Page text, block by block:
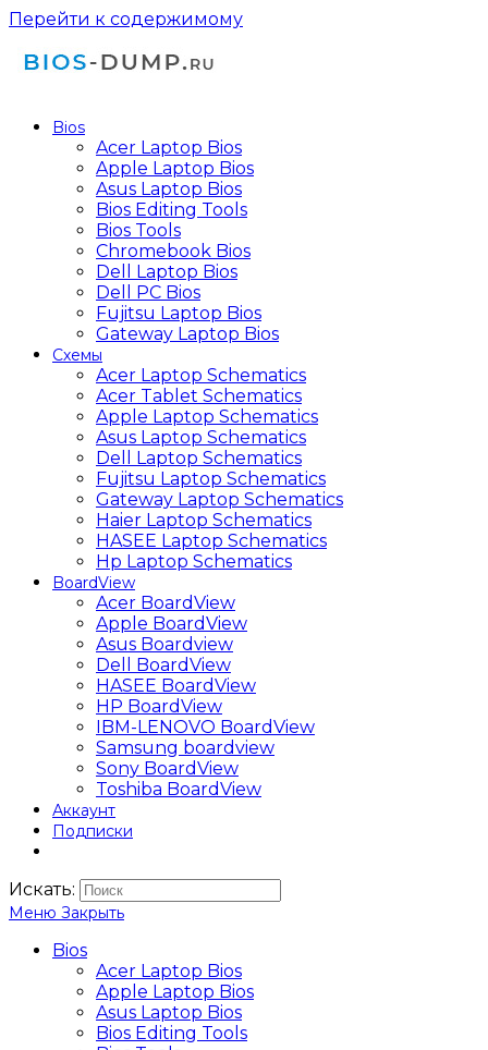
Перейти к содержимому
Bios
Acer Laptop Bios
Apple Laptop Bios
Asus Laptop Bios
Bios Editing Tools
Bios Tools
Chromebook Bios
Dell Laptop Bios
Dell PC Bios
Fujitsu Laptop Bios
Gateway Laptop Bios
Схемы
Acer Laptop Schematics
Acer Tablet Schematics
Apple Laptop Schematics
Asus Laptop Schematics
Dell Laptop Schematics
Fujitsu Laptop Schematics
Gateway Laptop Schematics
Haier Laptop Schematics
HASEE Laptop Schematics
Hp Laptop Schematics
BoardView
Acer BoardView
Apple BoardView
Asus Boardview
Dell BoardView
HASEE BoardView
HP BoardView
IBM-LENOVO BoardView
Samsung boardview
Sony BoardView
Toshiba BoardView
Аккаунт
Подписки
Искать:
Меню Закрыть
Bios
Acer Laptop Bios
Apple Laptop Bios
Asus Laptop Bios
Bios Editing Tools